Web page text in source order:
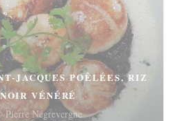
JACQUES POÊLÉES, RIZ
NOIR VÉNÉRÉ
Pierre Négrevergne